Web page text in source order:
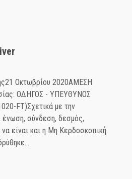
Οκτωβρίου 2020ΑΜΕΣΗ
ΟΔΗΓΟΣ - ΥΠΕΥΘΥΝΟΣ
FT)Σχετικά με την
ένωση, σύνδεση, δεσμός,
είναι και η Μη Κερδοσκοπική